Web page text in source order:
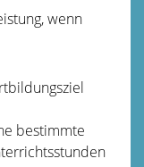
wenn
bestimmte